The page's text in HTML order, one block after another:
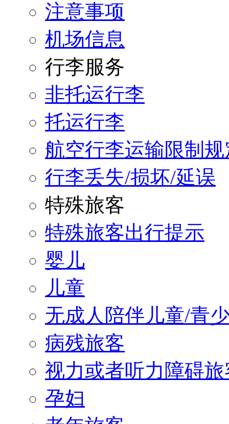
注意事项
机场信息
行李服务
非托运行李
托运行李
航空行李运输限制规
行李丢失/损坏/延误
特殊旅客
特殊旅客出行提示
婴儿
儿童
无成人陪伴儿童/青
病残旅客
视力或者听力障碍旅
孕妇